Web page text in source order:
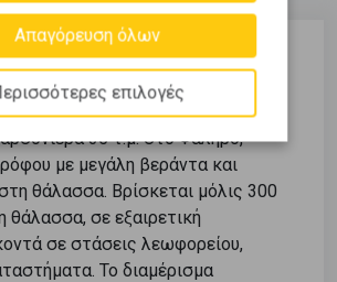
35 τ.μ. στο Φάληρο,
με μεγάλη βεράντα και
θάλασσα. Βρίσκεται μόλις 300
θάλασσα, σε εξαιρετική
σε στάσεις λεωφορείου,
Το διαμέρισμα
Απαγόρευση όλων
επιλογές